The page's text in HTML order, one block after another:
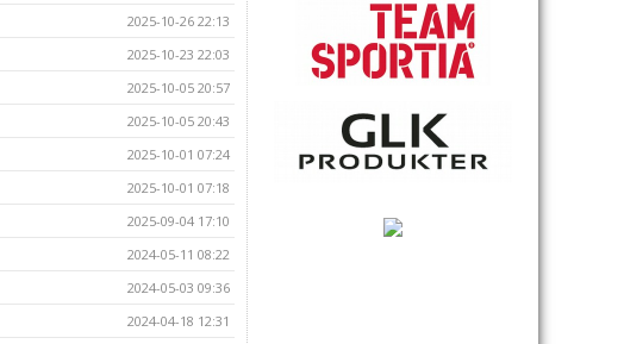
2025-10-26 22:13
2025-10-23 22:03
2025-10-05 20:57
2025-10-05 20:43
2025-10-01 07:24
2025-10-01 07:18
2025-09-04 17:10
2024-05-11 08:22
2024-05-03 09:36
2024-04-18 12:31